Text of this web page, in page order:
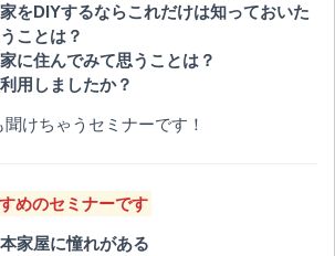
をDIYするならこれだけは知っておいた
ことは？
に住んでみて思うことは？
用しましたか？
けちゃうセミナーです！
めのセミナーです
家屋に憧れがある